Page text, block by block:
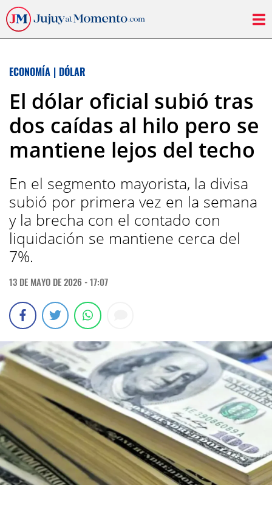
ECONOMÍA | DÓLAR
El dólar oficial subió tras
dos caídas al hilo pero se
mantiene lejos del techo
En el segmento mayorista, la divisa
subió por primera vez en la semana
y la brecha con el contado con
liquidación se mantiene cerca del
7%.
13 DE MAYO DE 2026 - 17:07